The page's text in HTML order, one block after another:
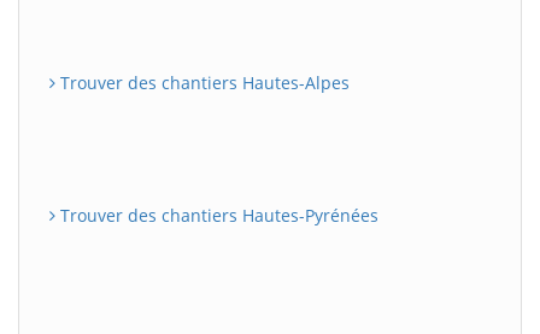
Trouver des chantiers Hautes-Alpes
Trouver des chantiers Hautes-Pyrénées